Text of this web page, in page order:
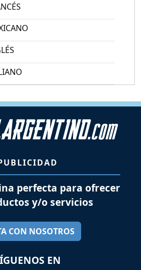
perfecta para ofrecer
y/o servicios
CON NOSOTROS
EN